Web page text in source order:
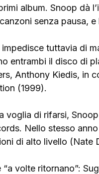
album. Snoop dà
senza pausa,
tuttavia di
entrambi il disco di
Anthony Kiedis, in
(1999).
voglia di rifarsi,
Nello stesso
di alto livello (Nate
“a volte ritornano”: